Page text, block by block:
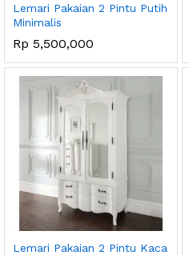
Lemari Pakaian 2 Pintu Putih
Minimalis
Rp 5,500,000
Lemari Pakaian 2 Pintu Kaca